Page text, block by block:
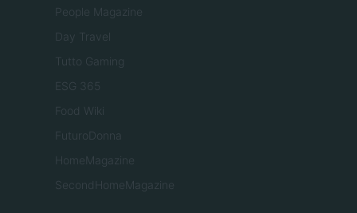
People Magazine
Day Travel
Tutto Gaming
ESG 365
Food Wiki
FuturoDonna
HomeMagazine
SecondHomeMagazine